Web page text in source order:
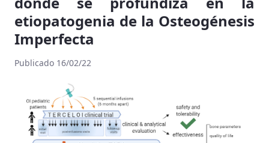
etiopatogenia de la Osteogénesis
Imperfecta
Publicado 16/02/22